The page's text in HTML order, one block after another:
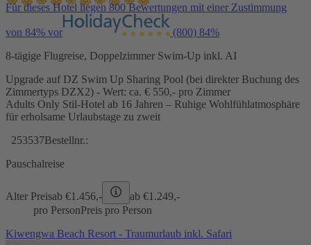
Für dieses Hotel liegen 800 Bewertungen mit einer Zustimmung
von 84% vor (800) 84%
8-tägige Flugreise, Doppelzimmer Swim-Up inkl. AI
Upgrade auf DZ Swim Up Sharing Pool (bei direkter Buchung des
Zimmertyps DZX2) - Wert: ca. € 550,- pro Zimmer
Adults Only Stil-Hotel ab 16 Jahren – Ruhige Wohlfühlatmosphäre
für erholsame Urlaubstage zu zweit
253537Bestellnr.:
Pauschalreise
Alter Preisab €1.456,- ab €1.249,-
pro PersonPreis pro Person
Kiwengwa Beach Resort - Traumurlaub inkl. Safari